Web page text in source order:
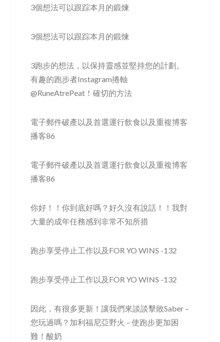
3個想法可以跟踪本月的鍛煉
3個想法可以跟踪本月的鍛煉
3跑步的想法，以保持靈感並堅持您的計劃。
有趣的跑步者Instagram捲軸
@RuneAtrePeat！確切的方法
電子郵件破產以及首選運行飲食以及重複博客
播客86
電子郵件破產以及首選運行飲食以及重複博客
播客86
你好！！你到底好嗎？好久沒有說話！！我對
大量的成年任務感到非常不知所措
跑步享受停止工作以及FOR YO WINS -132
跑步享受停止工作以及FOR YO WINS -132
因此，有很多更新！讓我們來談談擊敗Saber –
您玩過嗎？加利福尼亞野火 – 使跑步更加困
難！酸奶